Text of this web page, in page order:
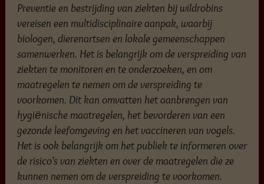
Preventie en bestrijding van ziekten bij wildrobins
vereisen een multidisciplinaire aanpak, waarbij
biologen, dierenartsen en lokale gemeenschappen
samenwerken. Het is belangrijk om de verspreiding van
ziekten te monitoren en te onderzoeken, en om
maatregelen te nemen om de verspreiding te
voorkomen. Dit kan omvatten het aanbrengen van
hygiënische maatregelen, het bevorderen van een
gezonde leefomgeving en het vaccineren van vogels.
Het is ook belangrijk om het publiek te informeren over
de risico's van ziekten en over de maatregelen die ze
kunnen nemen om de verspreiding te voorkomen.